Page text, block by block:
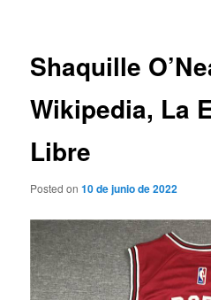
Shaquille
Wikipedia, La
Libre
Posted on10 de junio de 2022